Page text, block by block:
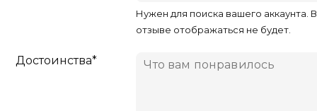
Нужен для поиска вашего аккаунта. В
отзыве отображаться не будет.
Достоинства*